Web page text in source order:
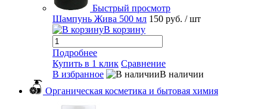
Быстрый просмотр
Шампунь Жива 500 мл 150 руб. / шт
В корзину
Подробнее
Купить в 1 клик Сравнение
В избранное
В наличии
Органическая косметика и бытовая химия